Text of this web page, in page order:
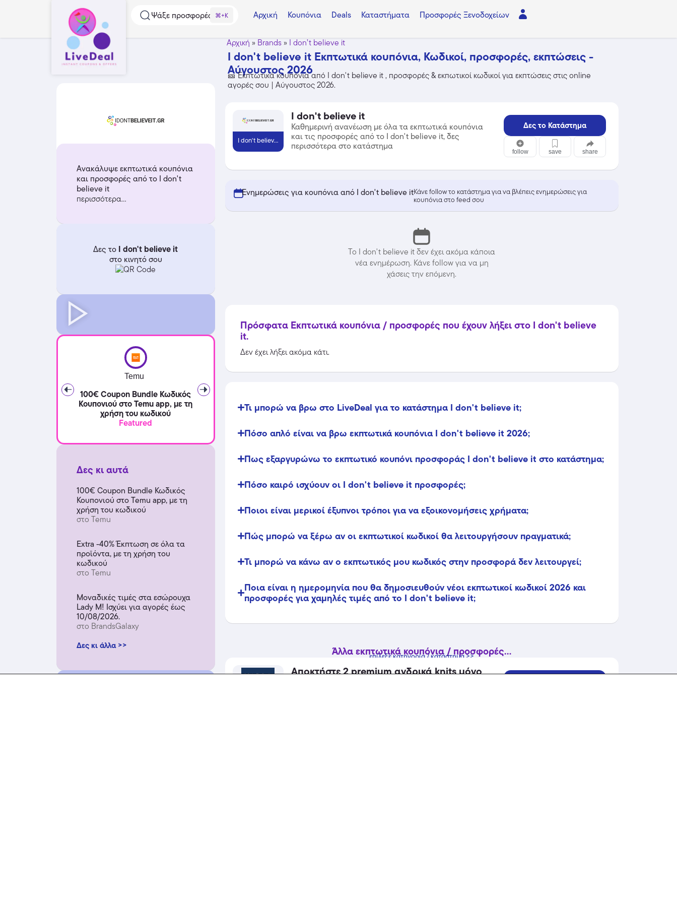
Ψάξε προσφορές...⌘+K Αρχική Κουπόνια Deals Καταστήματα Προσφορές Ξενοδοχείων
Ανακάλυψε εκπτωτικά κουπόνια
και προσφορές από το I don't
believe it
περισσότερα...
Δες το I don't believe it
στο κινητό σου
Temu
100€ Coupon Bundle Κωδικός
Κουπονιού στο Temu app, με τη
χρήση του κωδικού
Featured
προϊόντα, με τη χρήση του
κωδικού
Δες κι αυτά
100€ Coupon Bundle Κωδικός
Κουπονιού στο Temu app, με τη
χρήση του κωδικού
στο Temu
Extra -40% Έκπτωση σε όλα τα
προϊόντα, με τη χρήση του
κωδικού
στο Temu
Μοναδικές τιμές στα εσώρουχα
Lady M! Ισχύει για αγορές έως
10/08/2026.
στο BrandsGalaxy
Δες κι άλλα >>
Αρχική » Brands» I don’t believe it
I don't believe it Εκπτωτικά κουπόνια, Κωδικοί, προσφορές, εκπτώσεις -
Αύγουστος 2026
🎫 Εκπτωτικά κουπόνια από I don't believe it , προσφορές & εκπωτικοί κωδικοί για εκπτώσεις στις online
αγορές σου | Αύγουστος 2026.
I don't believe it
I don't believe it
Καθημερινή ανανέωση με όλα τα εκπτωτικά κουπόνια
και τις προσφορές από το I don't believe it, δες
περισσότερα στο κατάστημα
Δες το Κατάστημα
follow save share
Ενημερώσεις για κουπόνια από I don't believe itΚάνε follow το κατάστημα για να βλέπεις ενημερώσεις για
κουπόνια στο feed σου
Το I don't believe it δεν έχει ακόμα κάποια
νέα ενημέρωση. Κάνε follow για να μη
χάσεις την επόμενη.
Πρόσφατα Εκπτωτικά κουπόνια / προσφορές που έχουν λήξει στο I don't believe
it.
Δεν έχει λήξει ακόμα κάτι.
Τι μπορώ να βρω στο LiveDeal για το κατάστημα I don't believe it;
Πόσο απλό είναι να βρω εκπτωτικά κουπόνια I don't believe it 2026;
Πως εξαργυρώνω το εκπτωτικό κουπόνι προσφοράς I don't believe it στο κατάστημα;
Πόσο καιρό ισχύουν οι I don't believe it προσφορές;
Ποιοι είναι μερικοί έξυπνοι τρόποι για να εξοικονομήσεις χρήματα;
Πώς μπορώ να ξέρω αν οι εκπτωτικοί κωδικοί θα λειτουργήσουν πραγματικά;
Τι μπορώ να κάνω αν ο εκπτωτικός μου κωδικός στην προσφορά δεν λειτουργεί;
Ποια είναι η ημερομηνία που θα δημοσιευθούν νέοι εκπτωτικοί κωδικοί 2026 και
προσφορές για χαμηλές τιμές από το I don't believe it;
Άλλα εκπτωτικά κουπόνια / προσφορές...
επίλεξε κατηγορία / κατάστημα >>
Αποκτήστε 2 premium ανδρικά knits μόνο